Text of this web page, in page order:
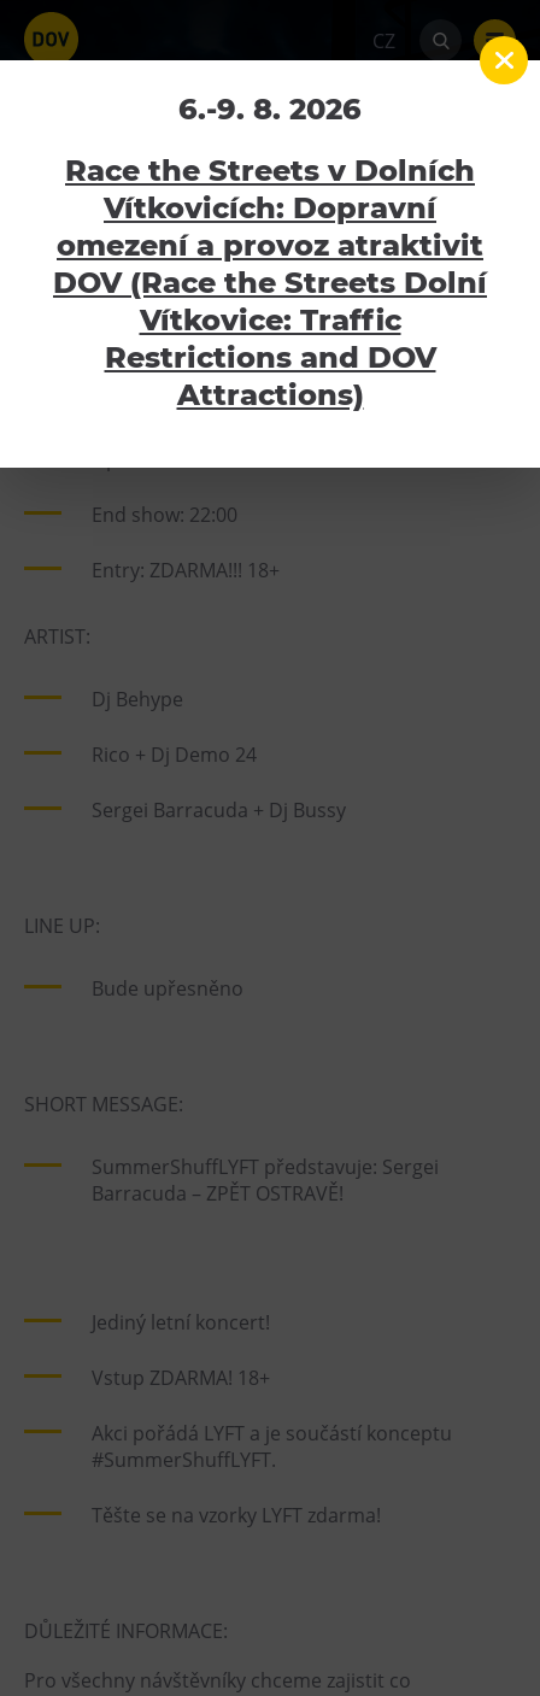
CZ
Sergei Barracuda
Home Kalendář akcí Sergei Barracuda
21.8.2020
Atraktivity
Bolt Tower
Velký svět techniky
Malý svět techniky U6
Gong
Heligonka
Lezecká stěna
Národní zemědělské muzeum
FUTUREUM
Prohlídky
Restaurace VP ART
Bistropen
Catering
Ubytování
Hotel VP1
Vila Liběna
Další
Tematické dárkové poukazy
Pro školy
INFORMACE:
Datum: pátek 21.8.2020
End show: 22:00
Entry: ZDARMA!!! 18+
ARTIST:
Dj Behype
Rico + Dj Demo 24
Sergei Barracuda + Dj Bussy
LINE UP:
Bude upřesněno
SHORT MESSAGE:
SummerShuffLYFT představuje: Sergei
Barracuda – ZPĚT OSTRAVĚ!
Jediný letní koncert!
Vstup ZDARMA! 18+
Akci pořádá LYFT a je součástí konceptu
#SummerShuffLYFT.
Těšte se na vzorky LYFT zdarma!
DŮLEŽITÉ INFORMACE:
Pro všechny návštěvníky chceme zajistit co
6.-9. 8. 2026
Race the Streets v Dolních
Vítkovicích: Dopravní
omezení a provoz atraktivit
DOV (Race the Streets Dolní
Vítkovice: Traffic
Restrictions and DOV
Attractions)